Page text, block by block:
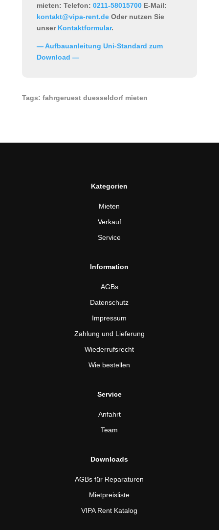
mieten: Telefon: 0211-58015700E-Mail:
kontakt@vipa-rent.deOder nutzen Sie
unser Kontaktformular.
— Aufbauanleitung Uni-Standard zum
Download —
Tags: fahrgeruest duesseldorf mieten
Kategorien
Mieten
Verkauf
Service
Information
AGBs
Datenschutz
Impressum
Zahlung und Lieferung
Wiederrufsrecht
Wie bestellen
Service
Anfahrt
Team
Downloads
AGBs für Reparaturen
Mietpreisliste
VIPA Rent Katalog